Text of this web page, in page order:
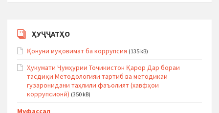
ҲУҶҶАТҲО
Қонуни муқовимат ба коррупсия (135 kB)
Ҳукумати Ҷумҳурии Тоҷикистон Қарор Дар бораи
тасдиқи Методологияи тартиб ва методикаи
гузаронидани таҳлили фаъолият (хавфҳои
коррупсионӣ) (350 kB)
Муфассал